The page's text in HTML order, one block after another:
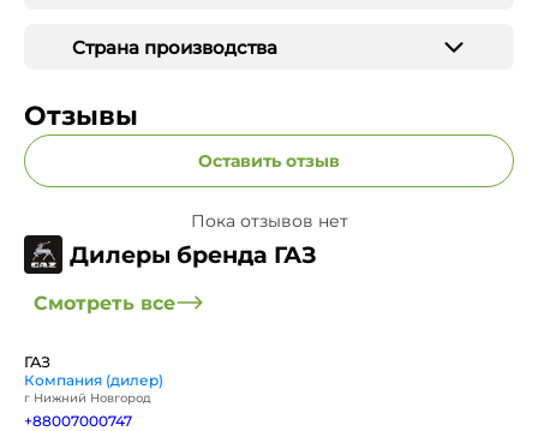
Страна производства
Отзывы
Оставить отзыв
Пока отзывов нет
Дилеры бренда ГАЗ
Смотреть все
ГАЗ
Компания (дилер)
г Нижний Новгород
+88007000747